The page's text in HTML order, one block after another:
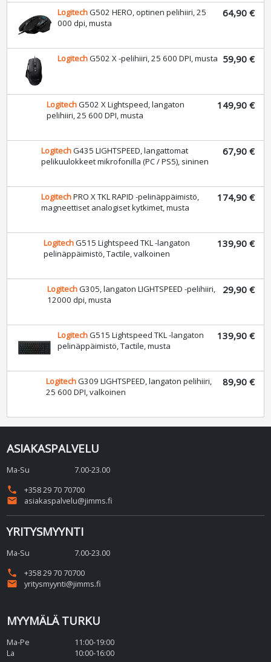
LogitechG502 HERO, optinen pelihiiri, 25
000 dpi, musta
64,90 €
LogitechG502 X -pelihiiri, 25 600 DPI, musta 59,90 €
LogitechG502 X Lightspeed, langaton
pelihiiri, 25 600 DPI, musta
149,90 €
LogitechG435 LIGHTSPEED, langattomat
pelikuulokkeet mikrofonilla (PC / PS5),
67,90 €
LogitechPRO X TKL RAPID -
pelinäppäimistö, magneettiset analogiset
174,90 €
LogitechG515 Lightspeed TKL -langaton
pelinäppäimistö, Tactile, valkoinen
139,90 €
LogitechG305, langaton LIGHTSPEED -
pelihiiri, 12000 dpi, musta
29,90 €
LogitechG515 Lightspeed TKL -langaton
pelinäppäimistö, Tactile, musta
139,90 €
LogitechG309 LIGHTSPEED, langaton
pelihiiri, 25 600 DPI, valkoinen
89,90 €
ASIAKASPALVELU
Ma-Su
7.00-23.00
phone
+358 29 70 70700
email
asiakaspalvelu@jimms.fi
YRITYSMYYNTI
Ma-Su
7.00-23.00
phone
+358 29 70 70700
email
yritysmyynti@jimms.fi
MYYMÄLÄ TURKU
Ma-Pe
11:00-19:00
La
10:00-16:00